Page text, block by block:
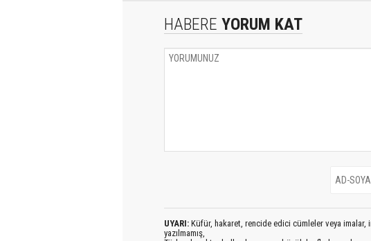
HABERE YORUM KAT
UYARI: Küfür, hakaret, rencide edici cümleler veya imalar,
yazılmamış,